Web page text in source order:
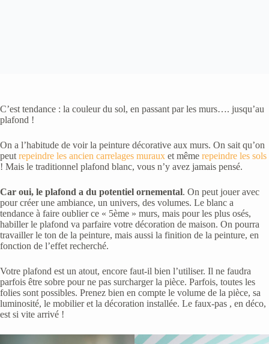
C’est tendance : la couleur du sol, en passant par les murs…. jusqu’au
plafond !
On a l’habitude de voir la peinture décorative aux murs. On sait qu’on
peut repeindre les ancien carrelages muraux et même repeindre les sols
! Mais le traditionnel plafond blanc, vous n’y avez jamais pensé.
Car oui, le plafond a du potentiel ornemental. On peut jouer avec
pour créer une ambiance, un univers, des volumes. Le blanc a
tendance à faire oublier ce « 5ème » murs, mais pour les plus osés,
habiller le plafond va parfaire votre décoration de maison. On pourra
travailler le ton de la peinture, mais aussi la finition de la peinture, en
fonction de l’effet recherché.
Votre plafond est un atout, encore faut-il bien l’utiliser. Il ne faudra
parfois être sobre pour ne pas surcharger la pièce. Parfois, toutes les
folies sont possibles. Prenez bien en compte le volume de la pièce, sa
luminosité, le mobilier et la décoration installée. Le faux-pas , en déco,
est si vite arrivé !